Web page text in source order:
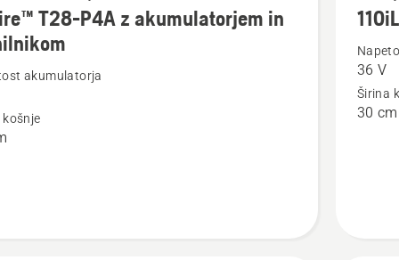
T28-P4A z akumulatorjem in
akumulatorja
košnje
več
36 V
Širina
30 cm